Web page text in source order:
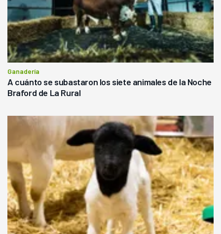
Ganadería
A cuánto se subastaron los siete animales de la Noche
Braford de La Rural